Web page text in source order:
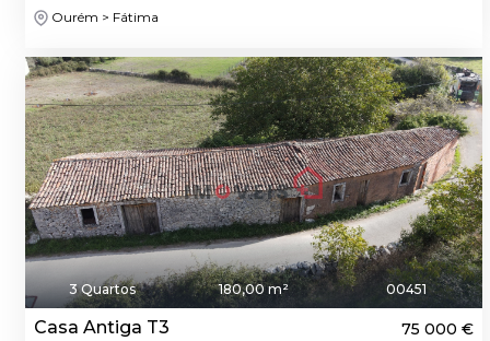
Ourém > Fátima
3 Quartos 180,00 m² 00451
Casa Antiga T3 75 000 €